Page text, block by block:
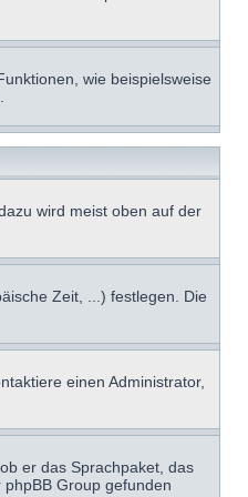
wie beispielsweise
wird meist oben auf der
Zeit, ...) festlegen. Die
einen Administrator,
er das Sprachpaket, das
Group gefunden